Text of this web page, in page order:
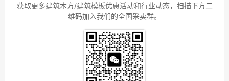
获取更多建筑木方/建筑模板优惠活动和行业动态，扫描下方二
维码加入我们的全国采卖群。